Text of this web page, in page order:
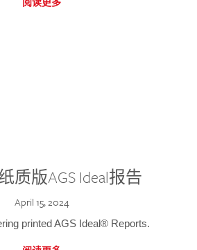
质版AGS Ideal报告
April 15, 2024
printed AGS Ideal® Reports.